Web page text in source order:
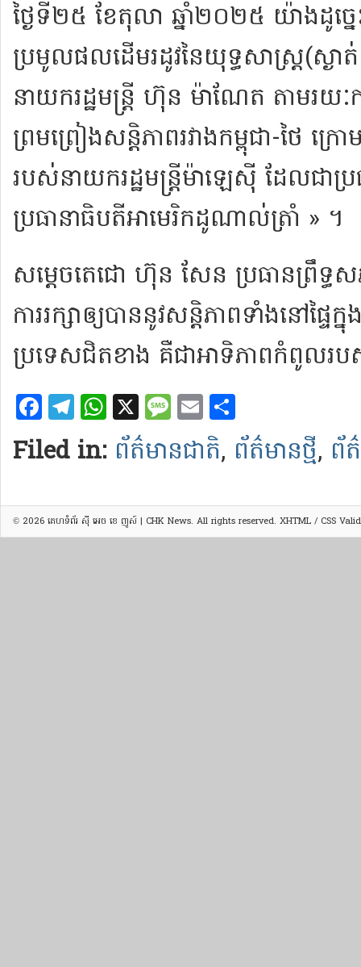
ថ្ងៃ​ទី​២៥ ខែតុលា ឆ្នាំ​២០២៥ យ៉ាង​ដូច្នេ
ប្រមូល​ផល​ដើមរដូវ​នៃ​យុទ្ធសាស្ត្រ​(​ស្ង
នាយក​រដ្ឋមន្ត្រី ហ៊ុន ម៉ា​ណែ​ត តាម​រយៈ​
ព្រមព្រៀង​សន្តិភាព​រវាង​កម្ពុជា​-​ថៃ ក្
របស់​នាយក​រដ្ឋមន្ត្រី​ម៉ា​ឡេ​ស៊ី ដែល​ជា​ប្
ប្រធានាធិបតី​អា​មេ​រិ​ក​ដូ​ណា​ល់​ត្រាំ » ។
សម្តេច​តេ​ជោ ហ៊ុន សែន ប្រធាន​ព្រឹទ្ធ
ការ​រក្សា​ឲ្យ​បាន​នូវ​សន្តិភាព​ទាំង​នៅ​ផ្ទ
ប្រទេស​ជិតខាង គឺជា​អាទិភាព​កំពូល​
Facebook
Telegram
WhatsApp
X Message
Email
Filed in: ព័ត៌មានជាតិ, ព័ត៌មានថ្មី, ព័
© 2026 គេហទំព័រ ស៊ី អេច ខេ ញូស៍ | CHK News. All rights reserved. XHTML / CSS